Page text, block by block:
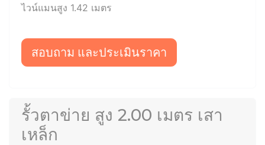
ไวน์แมนสูง 1.42 เมตร
สอบถาม และประเมินราคา
รั้วตาข่าย สูง 2.00 เมตร เสา
เหล็ก